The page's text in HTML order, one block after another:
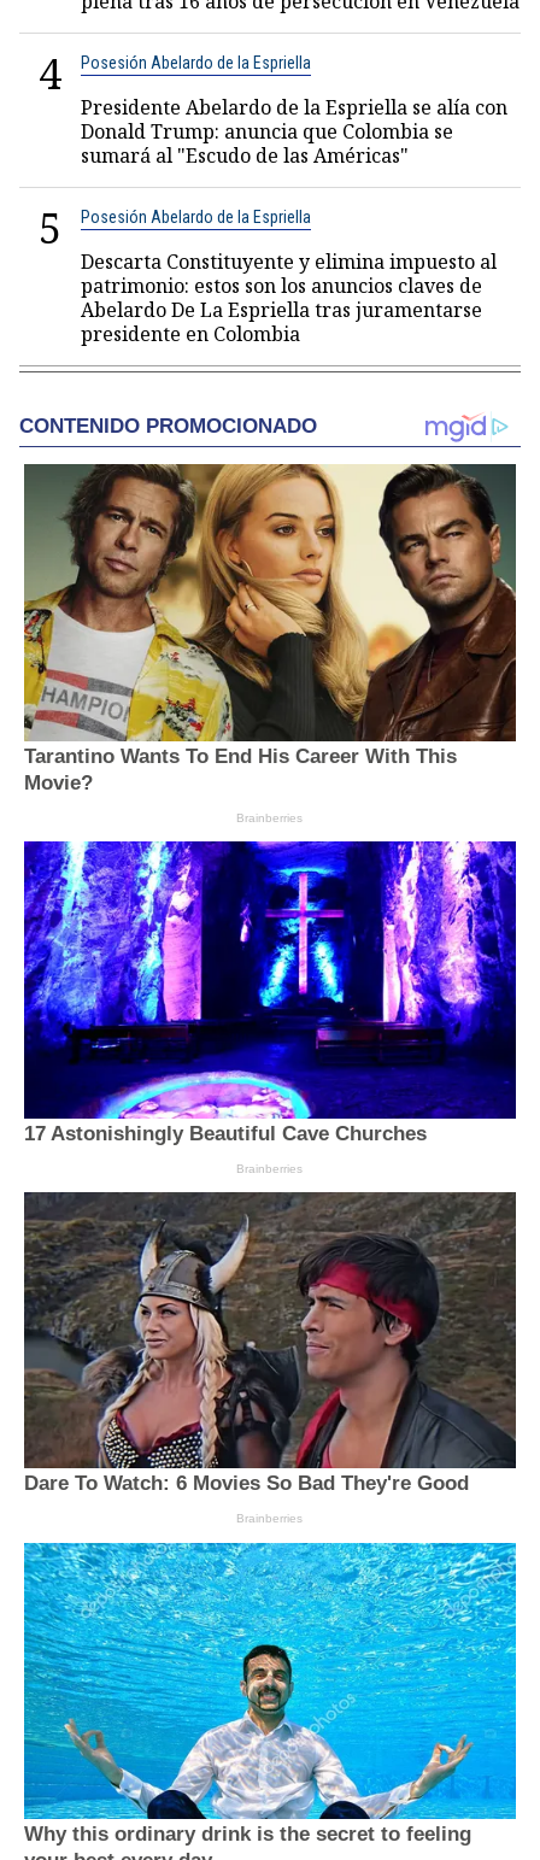
4 Posesión Abelardo de la Espriella
Presidente Abelardo de la Espriella se alía con
Donald Trump: anuncia que Colombia se
sumará al "Escudo de las Américas"
5 Posesión Abelardo de la Espriella
Descarta Constituyente y elimina impuesto al
patrimonio: estos son los anuncios claves de
Abelardo De La Espriella tras juramentarse
presidente en Colombia